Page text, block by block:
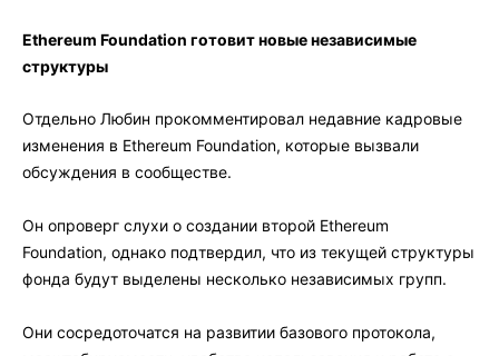
Ethereum Foundation готовит новые независимые
структуры
Отдельно Любин прокомментировал недавние кадровые
изменения в Ethereum Foundation, которые вызвали
обсуждения в сообществе.
Он опроверг слухи о создании второй Ethereum
Foundation, однако подтвердил, что из текущей структуры
фонда будут выделены несколько независимых групп.
Они сосредоточатся на развитии базового протокола,